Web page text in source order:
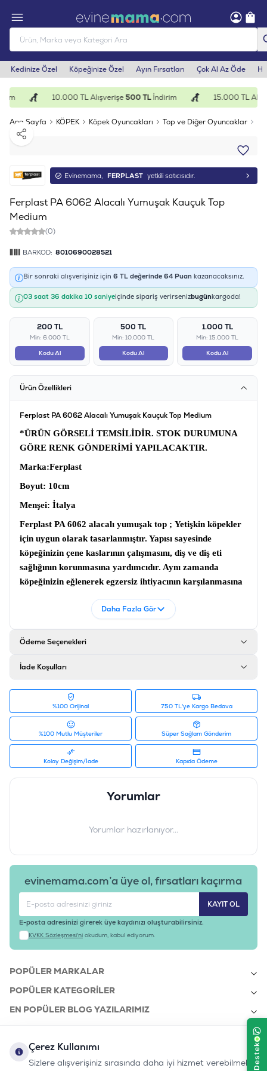
Kedinize Özel Köpeğinize Özel Ayın Fırsatları Çok Al Az Öde
10.000 TL Alışverişe500 TLİndirim 15.000 TL
Ana Sayfa KÖPEK Köpek Oyuncakları Top ve Diğer Oyuncaklar
Paylaş
Evinemama, FERPLAST yetkili satıcısıdır.
Ferplast PA 6062 Alacalı Yumuşak Kauçuk Top
Medium
(0)
BARKOD: 8010690028521
Bir sonraki alışverişiniz için 6 TL değerinde 64 Puan kazanacaksınız.
03 saat 36 dakika 10 saniyeiçinde sipariş verirsenizbugünkargoda!
200 TL
Min: 6.000 TL
Kodu Al
500 TL
Min: 10.000 TL
Kodu Al
1.000 TL
Min: 15.000 TL
Kodu Al
Ürün Özellikleri
Ferplast PA 6062 Alacalı Yumuşak Kauçuk Top Medium
*ÜRÜN GÖRSELİ TEMSİLİDİR. STOK DURUMUNA
GÖRE RENK GÖNDERİMİ YAPILACAKTIR.
Marka:Ferplast
Boyut: 10cm
Menşei: İtalya
Ferplast PA 6062 alacalı yumuşak top ; Yetişkin köpekler
için uygun olarak tasarlanmıştır. Yapısı sayesinde
köpeğinizin çene kaslarının çalışmasını, diş ve diş eti
sağlığının korunmasına yardımcıdır. Aynı zamanda
köpeğinizin eğlenerek egzersiz ihtiyacının karşılanmasına
Ürün Filtreleri
Barkod
Daha Fazla Gör
Ödeme Seçenekleri
İade Koşulları
%100 Orijinal 750 TL'ye Kargo Bedava
%100 Mutlu Müşteriler Süper Sağlam Gönderim
Kolay Değişim/İade Kapıda Ödeme
Yorumlar
Yorumlar hazırlanıyor...
evinemama.com’a üye ol, fırsatları kaçırma
KAYIT OL
E-posta adresinizi girerek üye kaydınızı oluşturabilirsiniz.
KVKK Sözleşmesi'ni okudum, kabul ediyorum.
POPÜLER MARKALAR
POPÜLER KATEGORILER
EN POPÜLER BLOG YAZILARIMIZ
KURUMSAL
Çerez Kullanımı
Sizlere alışverişiniz sırasında daha iyi hizmet verebilmek